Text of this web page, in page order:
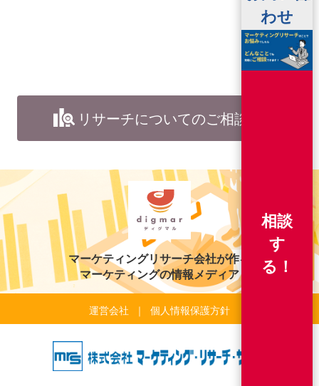
リサーチについてのご相談
マーケティングリサーチ会社が作る
マーケティングの情報メディア
運営会社 個人情報保護方針
わせ
相談
す
る！